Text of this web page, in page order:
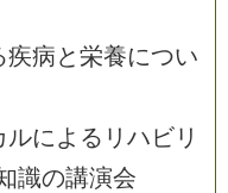
疾病と栄養につい
ルによるリハビリ
識の講演会